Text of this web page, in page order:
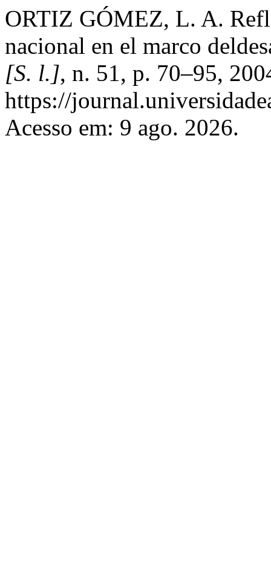
ORTIZ GÓMEZ, L. A.
nacional en el marco
[S. l.], n. 51, p. 70–95,
https://
Acesso em: 9 ago. 2026.